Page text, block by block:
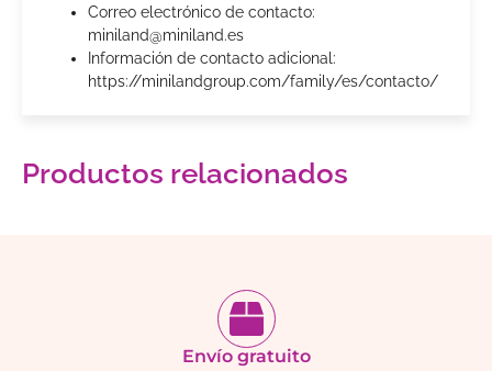
Correo electrónico de contacto:
miniland@miniland.es
Información de contacto adicional:
https://minilandgroup.com/family/es/contacto/
Productos relacionados
Envío gratuito